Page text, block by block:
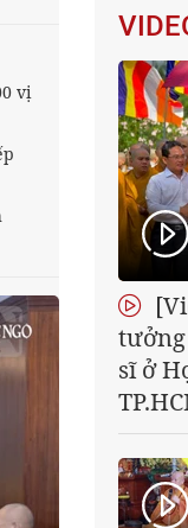
vị
sĩ ở